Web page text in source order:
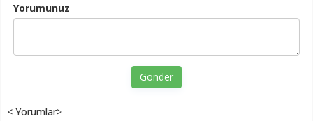
Yorumunuz
Gönder
< Yorumlar>